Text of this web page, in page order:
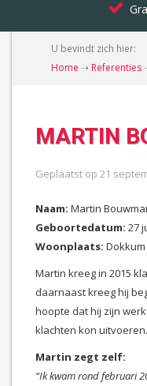
U bevindt zich hier:
Home ➝ Referenties
MARTIN
Geplaatst op 21
Naam: Martin
Geboortedatum: 27
Woonplaats: Dokkum
Martin kreeg in 2015
daarnaast kreeg hij
hoopte dat hij zijn
klachten kon uitvoeren.
Martin zegt zelf:
“Ik kwam rond februari